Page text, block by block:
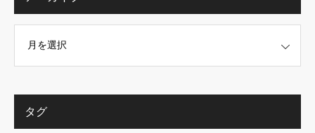
タグ